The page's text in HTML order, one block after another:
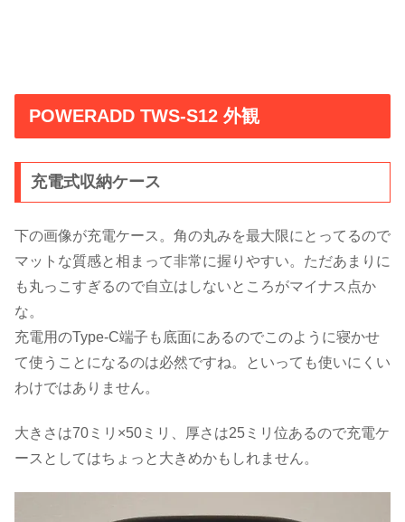
POWERADD TWS-S12 外観
充電式収納ケース
下の画像が充電ケース。角の丸みを最大限にとってるので
マットな質感と相まって非常に握りやすい。ただあまりに
も丸っこすぎるので自立はしないところがマイナス点か
な。
充電用のType-C端子も底面にあるのでこのように寝かせ
て使うことになるのは必然ですね。といっても使いにくい
わけではありません。
大きさは70ミリ×50ミリ、厚さは25ミリ位あるので充電ケ
ースとしてはちょっと大きめかもしれません。